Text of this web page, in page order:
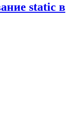
static в